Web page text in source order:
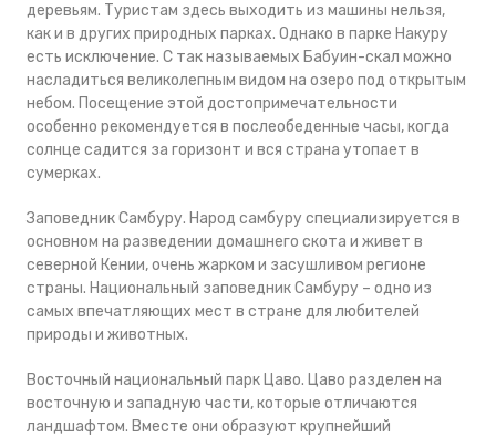
деревьям. Туристам здесь выходить из машины нельзя,
как и в других природных парках. Однако в парке Накуру
есть исключение. С так называемых Бабуин-скал можно
насладиться великолепным видом на озеро под открытым
небом. Посещение этой достопримечательности
особенно рекомендуется в послеобеденные часы, когда
солнце садится за горизонт и вся страна утопает в
сумерках.
Заповедник Самбуру. Народ самбуру специализируется в
основном на разведении домашнего скота и живет в
северной Кении, очень жарком и засушливом регионе
страны. Национальный заповедник Самбуру – одно из
самых впечатляющих мест в стране для любителей
природы и животных.
Восточный национальный парк Цаво. Цаво разделен на
восточную и западную части, которые отличаются
ландшафтом. Вместе они образуют крупнейший